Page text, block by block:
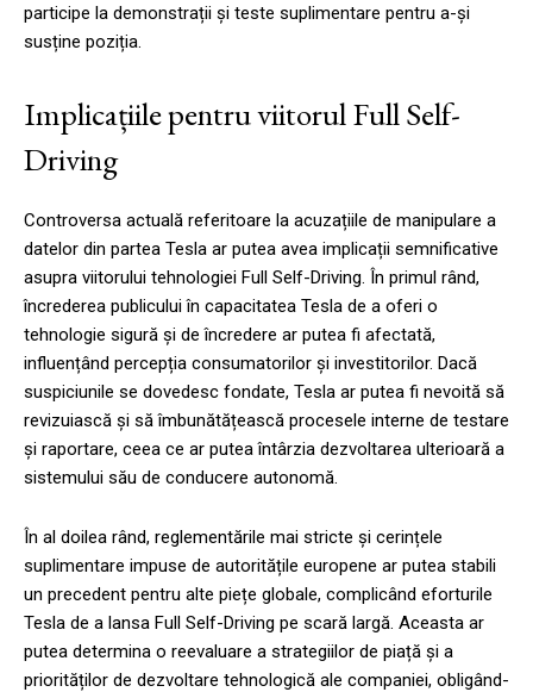
participe la demonstrații și teste suplimentare pentru a-și
susține poziția.
Implicațiile pentru viitorul Full Self-
Driving
Controversa actuală referitoare la acuzațiile de manipulare a
datelor din partea Tesla ar putea avea implicații semnificative
asupra viitorului tehnologiei Full Self-Driving. În primul rând,
încrederea publicului în capacitatea Tesla de a oferi o
tehnologie sigură și de încredere ar putea fi afectată,
influențând percepția consumatorilor și investitorilor. Dacă
suspiciunile se dovedesc fondate, Tesla ar putea fi nevoită să
revizuiască și să îmbunătățească procesele interne de testare
și raportare, ceea ce ar putea întârzia dezvoltarea ulterioară a
sistemului său de conducere autonomă.
În al doilea rând, reglementările mai stricte și cerințele
suplimentare impuse de autoritățile europene ar putea stabili
un precedent pentru alte piețe globale, complicând eforturile
Tesla de a lansa Full Self-Driving pe scară largă. Aceasta ar
putea determina o reevaluare a strategiilor de piață și a
priorităților de dezvoltare tehnologică ale companiei, obligând-